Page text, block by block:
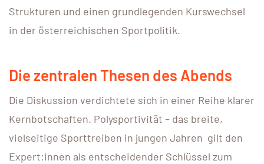
Strukturen und einen grundlegenden Kurswechsel
in der österreichischen Sportpolitik.
Die zentralen Thesen des Abends
Die Diskussion verdichtete sich in einer Reihe klarer
Kernbotschaften. Polysportivität – das breite,
vielseitige Sporttreiben in jungen Jahren gilt den
Expert:innen als entscheidender Schlüssel zum